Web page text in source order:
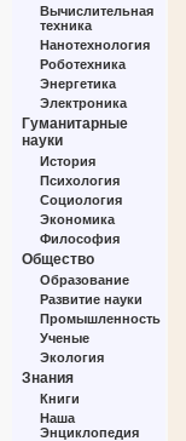
Вычислительная
техника
Нанотехнология
Роботехника
Энергетика
Электроника
Гуманитарные
науки
История
Психология
Социология
Экономика
Философия
Общество
Образование
Развитие науки
Промышленность
Ученые
Экология
Знания
Книги
Наша
Энциклопедия